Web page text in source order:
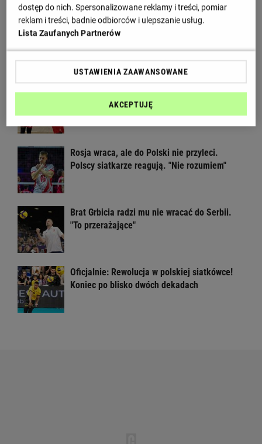
Wielka impreza siatkarska wraca do Polski!
Głośny apel Fornala do ministerstwa.
Błyskawiczna reakcja
Rosja wraca, ale do Polski nie przyleci.
Polscy siatkarze reagują. "Nie rozumiem"
Brat Grbicia radzi mu nie wracać do Serbii.
"To przerażające"
Oficjalnie: Rewolucja w polskiej siatkówce!
Koniec po blisko dwóch dekadach
dostęp do nich. Spersonalizowane reklamy i treści, pomiar
reklam i treści, badnie odbiorców i ulepszanie usług.
Lista Zaufanych Partnerów
USTAWIENIA ZAAWANSOWANE
AKCEPTUJĘ